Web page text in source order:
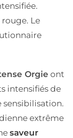
Le
Orgie ont
intensifiés de
sensibilisation.
extrême
saveur